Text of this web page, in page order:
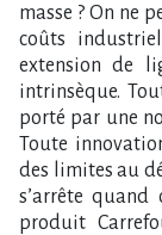
masse ? On ne
coûts
extension de
intrinsèque.
porté par une
Toute
des limites au
s’arrête
produit